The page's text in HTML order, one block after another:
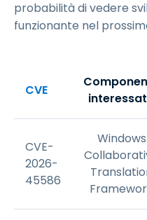
probabilità di vedere
funzionante nel
CVE
CVE-
2026-
45586
Windows